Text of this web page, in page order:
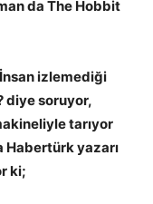
da The Hobbit
izlemediği
diye soruyor,
tarıyor
Habertürk yazarı
ki;